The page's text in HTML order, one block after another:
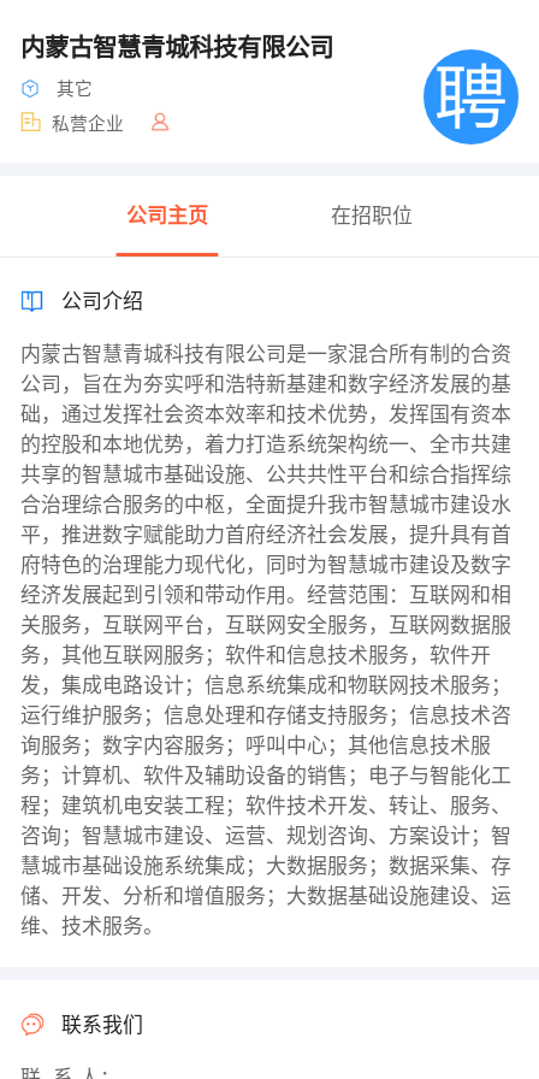
内蒙古智慧青城科技有限公司
其它
私营企业
公司主页 在招职位
公司介绍
内蒙古智慧青城科技有限公司是一家混合所有制的合资
公司，旨在为夯实呼和浩特新基建和数字经济发展的基
础，通过发挥社会资本效率和技术优势，发挥国有资本
的控股和本地优势，着力打造系统架构统一、全市共建
共享的智慧城市基础设施、公共共性平台和综合指挥综
合治理综合服务的中枢，全面提升我市智慧城市建设水
平，推进数字赋能助力首府经济社会发展，提升具有首
府特色的治理能力现代化，同时为智慧城市建设及数字
经济发展起到引领和带动作用。经营范围：互联网和相
关服务，互联网平台，互联网安全服务，互联网数据服
务，其他互联网服务；软件和信息技术服务，软件开
发，集成电路设计；信息系统集成和物联网技术服务；
运行维护服务；信息处理和存储支持服务；信息技术咨
询服务；数字内容服务；呼叫中心；其他信息技术服
务；计算机、软件及辅助设备的销售；电子与智能化工
程；建筑机电安装工程；软件技术开发、转让、服务、
咨询；智慧城市建设、运营、规划咨询、方案设计；智
慧城市基础设施系统集成；大数据服务；数据采集、存
储、开发、分析和增值服务；大数据基础设施建设、运
维、技术服务。
联系我们